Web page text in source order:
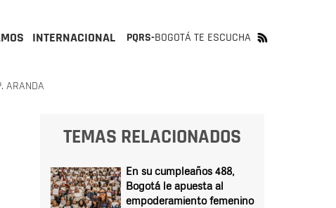
INTERNACIONAL PQRS-BOGOTÁ TE ESCUCHA
ARANDA
TEMAS RELACIONADOS
En su cumpleaños 488,
Bogotá le apuesta al
empoderamiento femenino